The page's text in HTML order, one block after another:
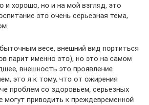
и хорошо, но и на мой взгляд, это
это очень серьезная тема,
весе, внешний вид портиться
парит именно это), но это на самом
внешность это проявление
это я к тому, что от ожирения
проблем со здоровьем, серьезных
могут приводить к преждевременной